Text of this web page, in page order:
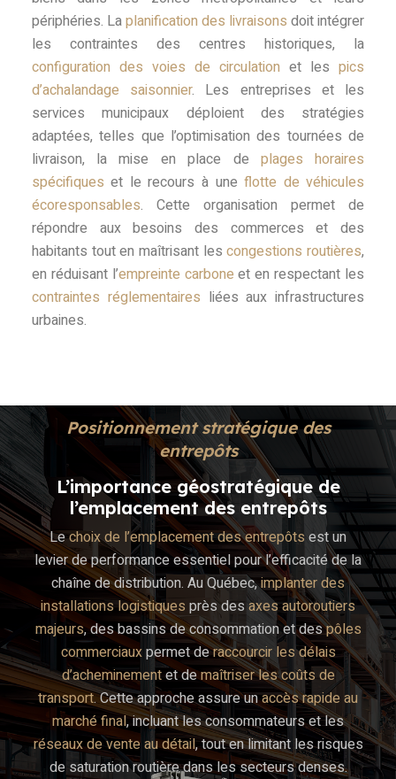
périphéries. Laplanification des livraisons doit intégrer
les contraintes des centres historiques, la
configuration des voies de circulation et lespics
d’achalandage saisonnier. Les entreprises et les
services municipaux déploient des stratégies
adaptées, telles que l’optimisation des tournées de
livraison, la mise en place de plages horaires
spécifiques et le recours à uneflotte de véhicules
écoresponsables. Cette organisation permet de
répondre aux besoins des commerces et des
habitants tout en maîtrisant lescongestions routières,
en réduisant l’empreinte carbone et en respectant les
contraintes réglementaires liées aux infrastructures
urbaines.
Positionnement stratégique des
entrepôts
L’importance géostratégique de
l’emplacement des entrepôts
Lechoix de l’emplacement des entrepôts est un
levier de performance essentiel pour l’efficacité de la
chaîne de distribution. Au Québec,implanter des
installations logistiques près desaxes autoroutiers
majeurs, des bassins de consommation et despôles
commerciauxpermet deraccourcir les délais
d’acheminementet demaîtriser les coûts de
transport. Cette approche assure unaccès rapide au
marché final, incluant les consommateurs et les
réseaux de vente au détail, tout en limitant les risques
de saturation routière dans les secteurs denses.